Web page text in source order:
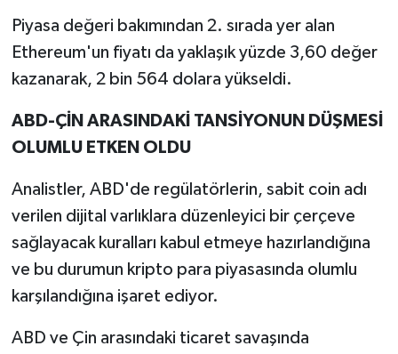
Piyasa değeri bakımından 2. sırada yer alan
Ethereum'un fiyatı da yaklaşık yüzde 3,60 değer
kazanarak, 2 bin 564 dolara yükseldi.
ABD-ÇİN ARASINDAKİ TANSİYONUN DÜŞMESİ
OLUMLU ETKEN OLDU
Analistler, ABD'de regülatörlerin, sabit coin adı
verilen dijital varlıklara düzenleyici bir çerçeve
sağlayacak kuralları kabul etmeye hazırlandığına
ve bu durumun kripto para piyasasında olumlu
karşılandığına işaret ediyor.
ABD ve Çin arasındaki ticaret savaşında